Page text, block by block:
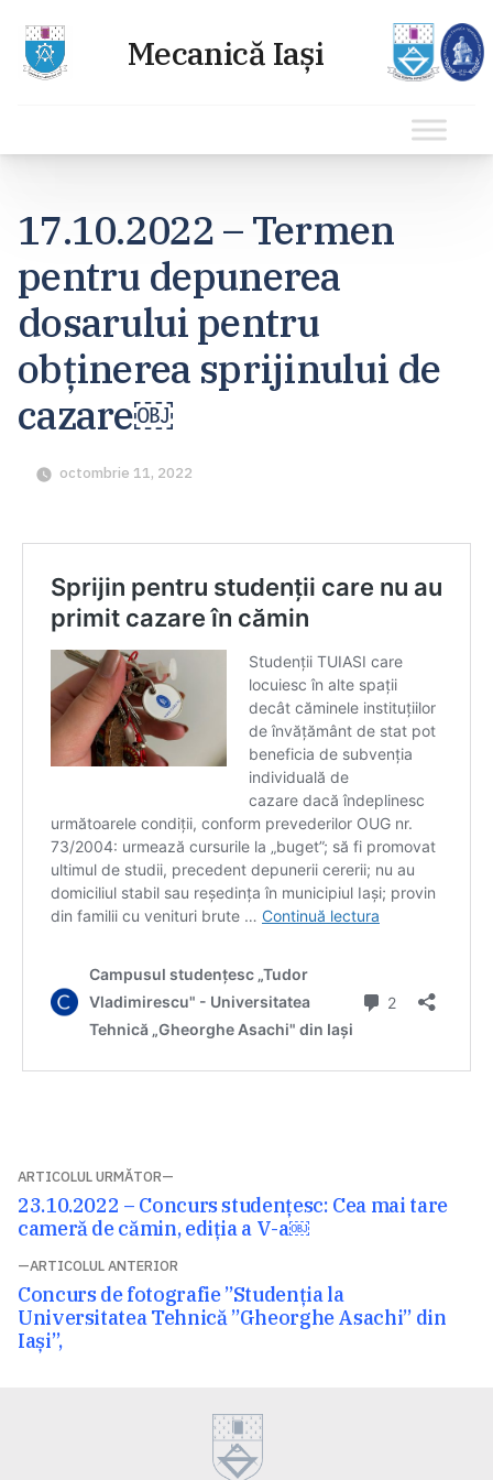
conținut
17.10.2022 – Termen
pentru depunerea
dosarului pentru
obținerea sprijinului de
cazare￼
octombrie 11, 2022
Navigare
în
articole
ARTICOLUL ANTERIOR
Articolul
anterior:
Concurs de fotografie ”Studenția la
Universitatea Tehnică ”Gheorghe Asachi” din
Iași”,
ARTICOLUL URMĂTOR
Articolul
următor:
23.10.2022 – Concurs studențesc: Cea mai tare
cameră de cămin, ediția a V-a￼